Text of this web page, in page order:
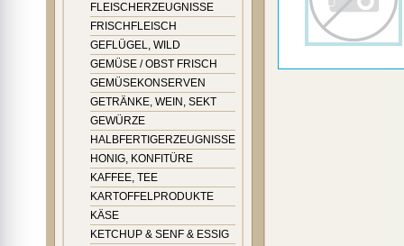
FLEISCHERZEUGNISSE
FRISCHFLEISCH
GEFLÜGEL, WILD
GEMÜSE / OBST FRISCH
GEMÜSEKONSERVEN
GETRÄNKE, WEIN, SEKT
GEWÜRZE
HALBFERTIGERZEUGNISSE
HONIG, KONFITÜRE
KAFFEE, TEE
KARTOFFELPRODUKTE
KÄSE
KETCHUP & SENF & ESSIG